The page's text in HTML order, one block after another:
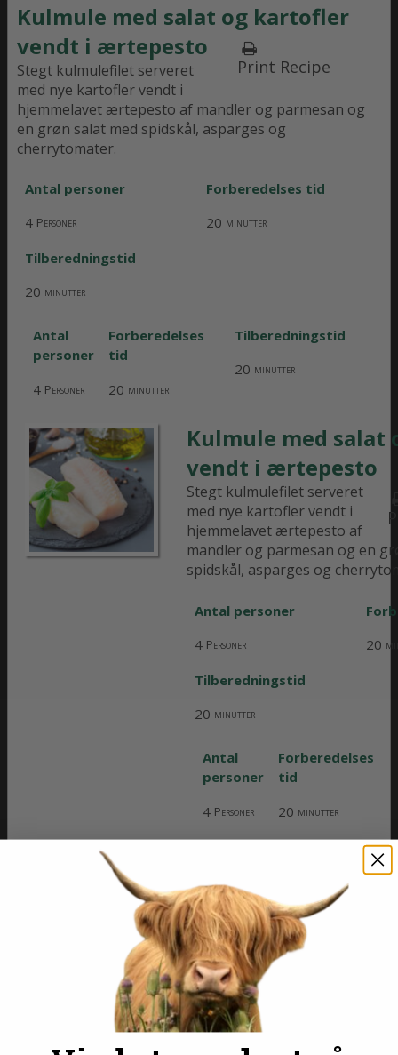
Kulmule med salat og kartofler
vendt i ærtepesto
Print Recipe
Stegt kulmulefilet serveret
med nye kartofler vendt i
hjemmelavet ærtepesto af mandler og parmesan og
en grøn salat med spidskål, asparges og
cherrytomater.
Antal personer
Forberedelses tid
4 Personer 20 minutter
Tilberedningstid
20 minutter
Antal
personer
Forberedelses
tid
4 Personer 20 minutter
Tilberedningstid
20 minutter
Kulmule med salat
vendt i ærtepesto
Stegt kulmulefilet serveret
med nye kartofler vendt i
hjemmelavet ærtepesto af
mandler og parmesan og en
spidskål, asparges og
Antal personer
4 Personer 20
Tilberedningstid
20 minutter
Antal
personer
Forberedelses
tid
4 Personer 20 minutter
Ingredienser
Kartoffel
Ærter
Mandler
Parmesan
Olie